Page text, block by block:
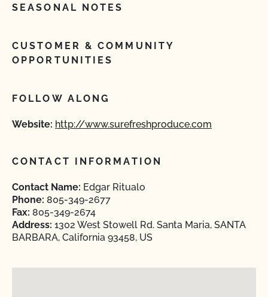
SEASONAL NOTES
CUSTOMER & COMMUNITY
OPPORTUNITIES
FOLLOW ALONG
Website: http://www.surefreshproduce.com
CONTACT INFORMATION
Contact Name: Edgar Ritualo
Phone: 805-349-2677
Fax: 805-349-2674
Address: 1302 West Stowell Rd. Santa Maria, SANTA
BARBARA, California 93458, US